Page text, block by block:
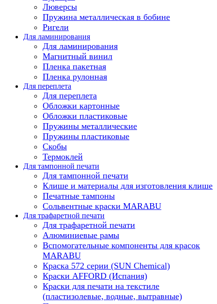
Люверсы
Пружина металлическая в бобине
Ригели
Для ламинирования
Для ламинирования
Магнитный винил
Пленка пакетная
Пленка рулонная
Для переплета
Для переплета
Обложки картонные
Обложки пластиковые
Пружины металлические
Пружины пластиковые
Скобы
Термоклей
Для тампонной печати
Для тампонной печати
Клише и материалы для изготовления клише
Печатные тампоны
Сольвентные краски MARABU
Для трафаретной печати
Для трафаретной печати
Алюминиевые рамы
Вспомогательные компоненты для красок
MARABU
Краска 572 серии (SUN Chemical)
Краски AFFORD (Испания)
Краски для печати на текстиле
(пластизолевые, водные, вытравные)